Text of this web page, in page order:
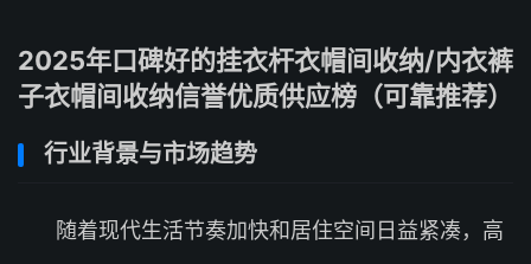
2025年口碑好的挂衣杆衣帽间收纳/内衣裤
子衣帽间收纳信誉优质供应榜（可靠推荐）
行业背景与市场趋势
随着现代生活节奏加快和居住空间日益紧凑，高